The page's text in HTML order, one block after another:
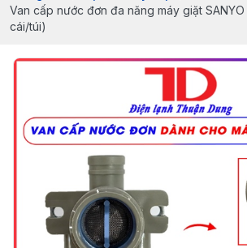
Van cấp nước đơn đa năng máy giặt
cái/túi)